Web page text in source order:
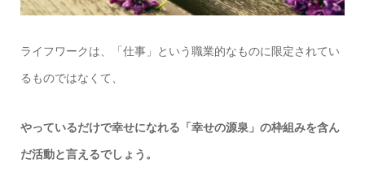
ライフワークは、「仕事」という職業的なものに限定されてい
るものではなくて、
やっているだけで幸せになれる「幸せの源泉」の枠組みを含ん
だ活動と言えるでしょう。